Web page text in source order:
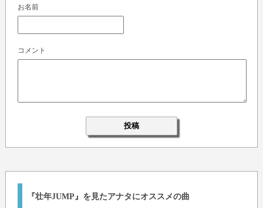
お名前
コメント
『壮年JUMP』を見たアナタにオススメの曲